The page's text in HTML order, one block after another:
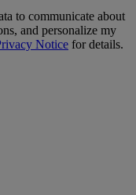
to communicate about
and personalize my
Notice for details.